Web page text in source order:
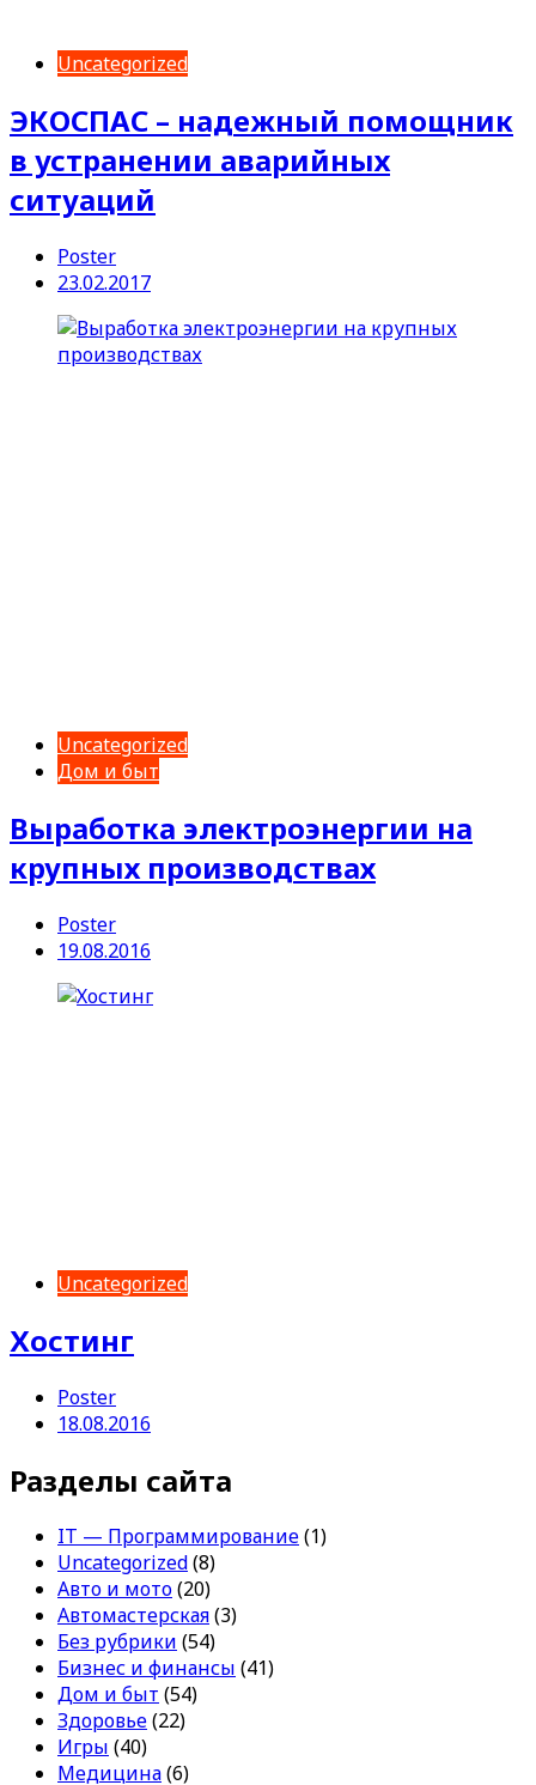
Uncategorized
ЭКОСПАС – надежный помощник
в устранении аварийных
ситуаций
Poster
23.02.2017
Uncategorized
Дом и быт
Выработка электроэнергии на
крупных производствах
Poster
19.08.2016
Uncategorized
Хостинг
Poster
18.08.2016
Разделы сайта
IT — Программирование(1)
Uncategorized(8)
Авто и мото(20)
Автомастерская(3)
Без рубрики (54)
Бизнес и финансы (41)
Дом и быт (54)
Здоровье(22)
Игры (40)
Медицина(6)